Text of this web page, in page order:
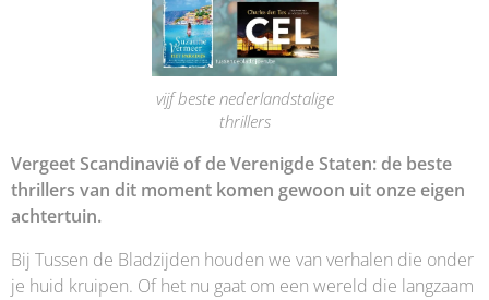
vijf beste nederlandstalige
thrillers
Vergeet Scandinavië of de Verenigde Staten: de beste
thrillers van dit moment komen gewoon uit onze eigen
achtertuin.
Bij Tussen de Bladzijden houden we van verhalen die onder
je huid kruipen. Of het nu gaat om een wereld die langzaam